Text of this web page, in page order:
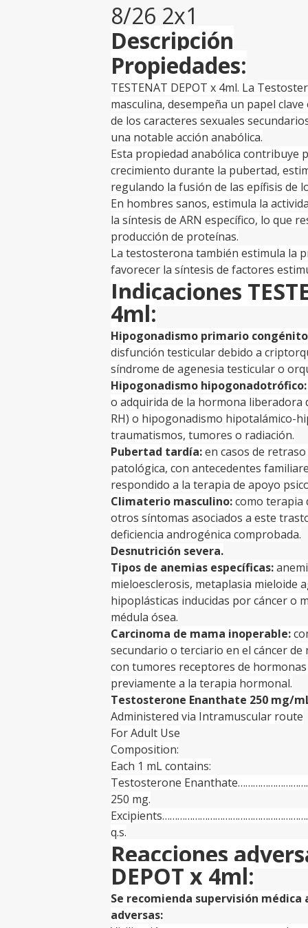
8/26 2x1
Descripción
Propiedades:
TESTENAT DEPOT x 4ml. La
masculina, desempeña un papel
de los caracteres sexuales
una notable acción anabólica.
Esta propiedad anabólica contribuye
crecimiento durante la pubertad,
regulando la fusión de las epífisis de
En hombres sanos, estimula la
la síntesis de ARN específico, lo que
producción de proteínas.
La testosterona también estimula la
favorecer la síntesis de factores
Indicaciones
4ml:
Hipogonadismo primario
disfunción testicular debido a
síndrome de agenesia testicular o
Hipogonadismo hipogonadotrófico:
o adquirida de la hormona
RH) o hipogonadismo hipotalámico-
traumatismos, tumores o radiación.
Pubertad tardía:en casos de
patológica, con antecedentes
respondido a la terapia de apoyo
Climaterio masculino:como terapia
otros síntomas asociados a este
deficiencia androgénica comprobada.
Desnutrición severa.
Tipos de anemias específicas:
mieloesclerosis, metaplasia mieloide
hipoplásticas inducidas por cáncer o
médula ósea.
Carcinoma de mama inoperable:
secundario o terciario en el cáncer
con tumores receptores de
previamente a la terapia hormonal.
Testosterone Enanthate 250 mg/
Administered via Intramuscular route
For Adult Use
Composition:
Each 1 mL contains:
Testosterone
250 mg.
q.s.
Reacciones
DEPOT x 4ml:
Se recomienda supervisión
adversas: